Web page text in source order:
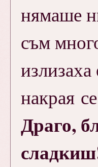
нямаше
съм
накрая
Драго,